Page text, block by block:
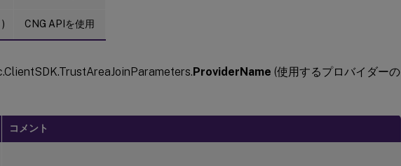
CNG APIを使用
ProviderName (使用するプロバイダーの
コメント